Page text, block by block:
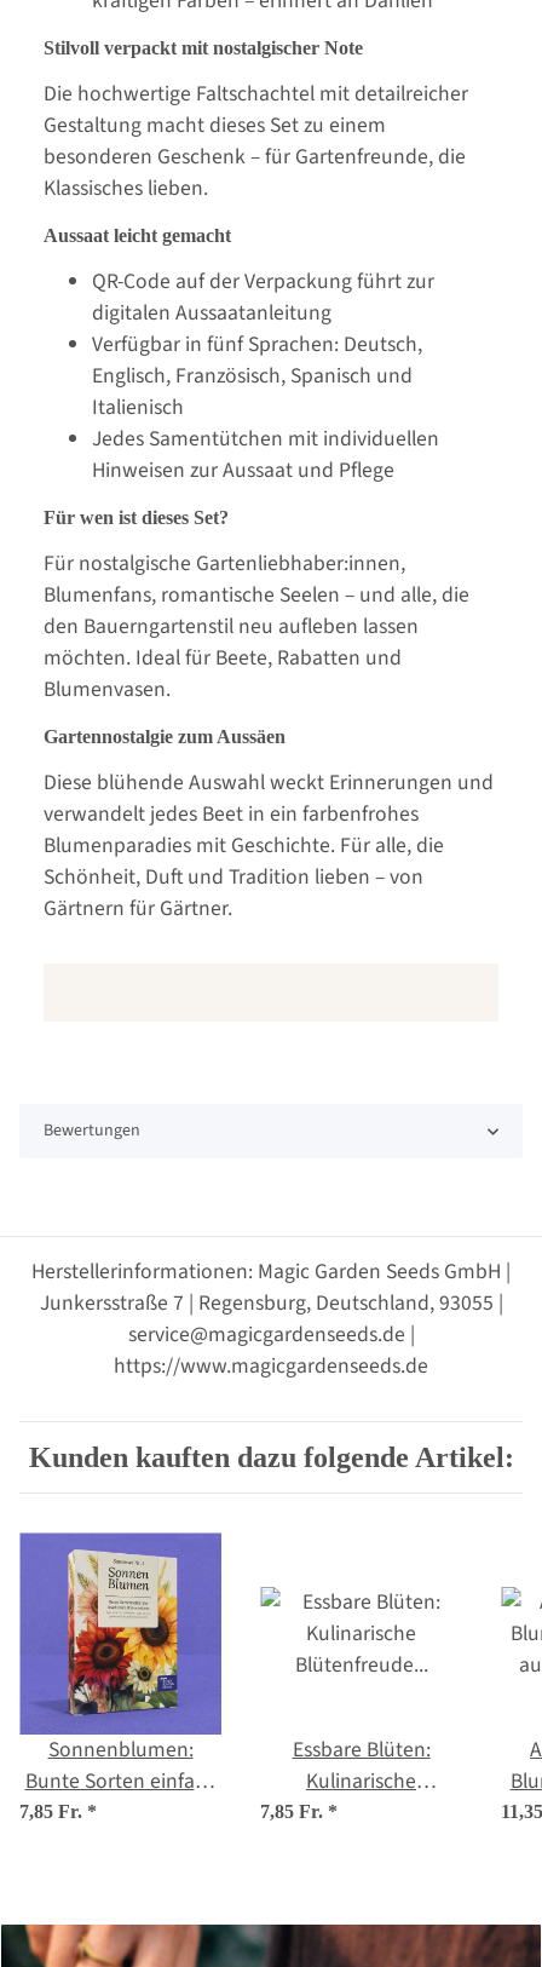
Stilvoll verpackt mit nostalgischer Note
Die hochwertige Faltschachtel mit detailreicher
Gestaltung macht dieses Set zu einem
besonderen Geschenk – für Gartenfreunde, die
Klassisches lieben.
Aussaat leicht gemacht
QR-Code auf der Verpackung führt zur
digitalen Aussaatanleitung
Verfügbar in fünf Sprachen: Deutsch,
Englisch, Französisch, Spanisch und
Italienisch
Jedes Samentütchen mit individuellen
Hinweisen zur Aussaat und Pflege
Für wen ist dieses Set?
Für nostalgische Gartenliebhaber:innen,
Blumenfans, romantische Seelen – und alle, die
den Bauerngartenstil neu aufleben lassen
möchten. Ideal für Beete, Rabatten und
Blumenvasen.
Gartennostalgie zum Aussäen
Diese blühende Auswahl weckt Erinnerungen und
verwandelt jedes Beet in ein farbenfrohes
Blumenparadies mit Geschichte. Für alle, die
Schönheit, Duft und Tradition lieben – von
Gärtnern für Gärtner.
Bewertungen
Herstellerinformationen: Magic Garden Seeds GmbH |
Junkersstraße 7 | Regensburg, Deutschland, 93055 |
service@magicgardenseeds.de |
https://www.magicgardenseeds.de
Kunden kauften dazu folgende Artikel:
Sonnenblumen:
Bunte Sorten einfach
aussäen - Samenset
7,85 Fr. *
Essbare Blüten:
Kulinarische
Blütenfreude für
7,85 Fr. *